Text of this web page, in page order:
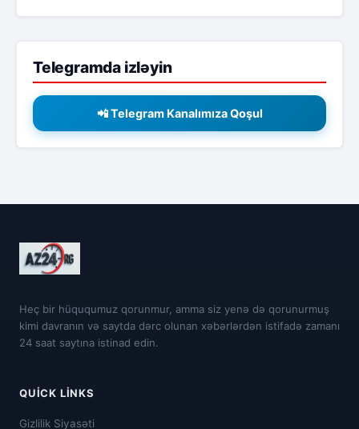
Telegramda izləyin
📲 Telegram Kanalımıza Qoşul
Heç bir hüququmuz qorunmur, amma siz yenə də qorunurmuş
kimi davranın və saytda dərc olunan xəbərlərdən istifadə zamanı
24 saat saytına istinad edin.
QUICK LINKS
Gizlilik Siyasəti